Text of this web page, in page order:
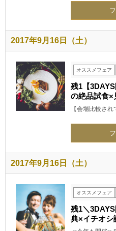
2017年9月16日（土）
オススメフェア
残1【
の絶品試食×
【会場比較さ
2017年9月16日（土）
オススメフェア
残1＼
典×イチオシ